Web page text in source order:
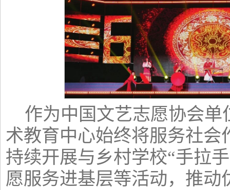
作为中国文艺志愿协会
术教育中心始终将服务社会
持续开展与乡村学校“手拉
愿服务进基层等活动，推